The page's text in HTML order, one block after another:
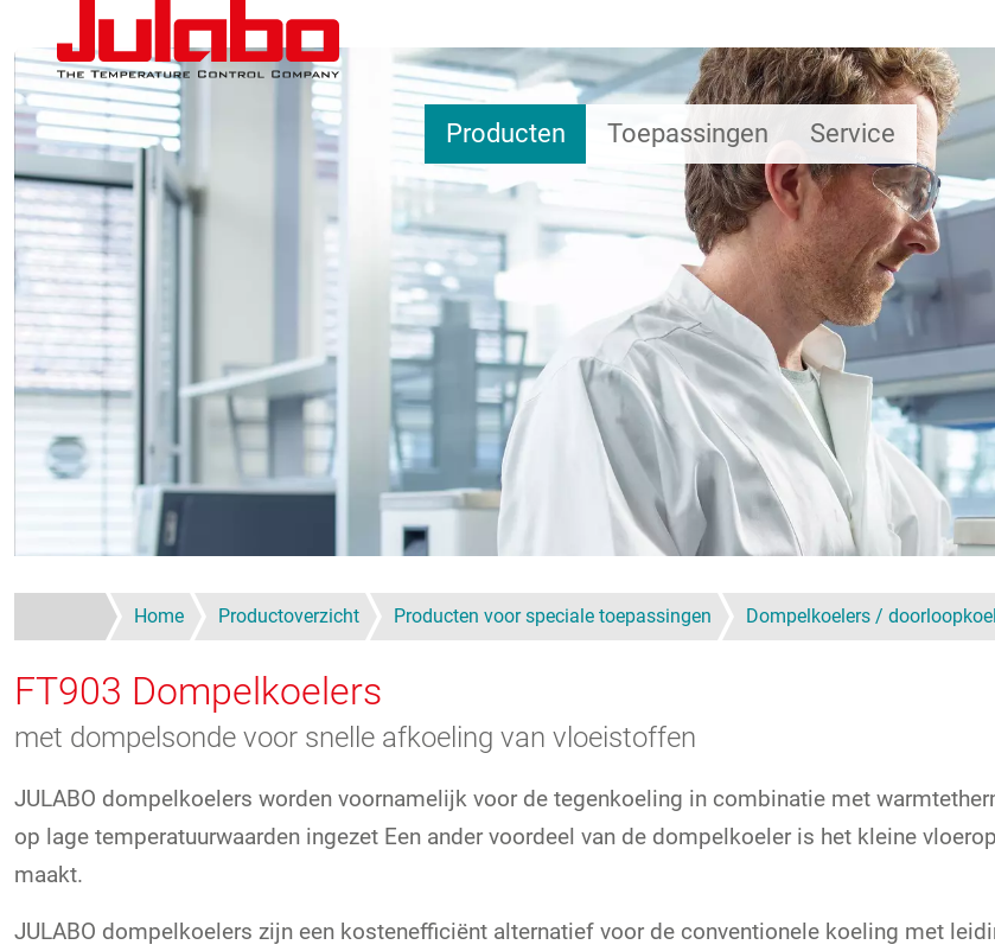
Overslaan en naar de inhoud gaan
Producten Toepassingen Service
Home Productoverzicht Producten voor speciale toepassingen Dompelkoelers /
FT903 Dompelkoelers
met dompelsonde voor snelle afkoeling van vloeistoffen
JULABO dompelkoelers worden voornamelijk voor de tegenkoeling in combinatie met
op lage temperatuurwaarden ingezet Een ander voordeel van de dompelkoeler is het kleine
maakt.
JULABO dompelkoelers zijn een kostenefficiënt alternatief voor de conventionele koeling met